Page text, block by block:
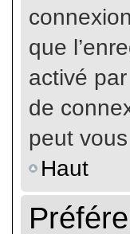
que
activé
de
peut
Haut